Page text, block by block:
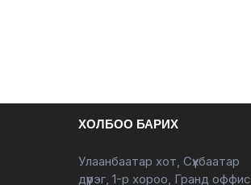
ХОЛБОО БАРИХ
Улаанбаатар хот, Сүхбаатар
дүүрэг, 1-р хороо, Гранд оффис